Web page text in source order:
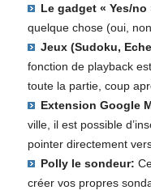
Le gadget « Yes/no
quelque chose (oui,
Jeux (Sudoku,
fonction de playback
toute la partie, coup
Extension Google
ville, il est possible
pointer directement vers
Polly le sondeur:
créer vos propres